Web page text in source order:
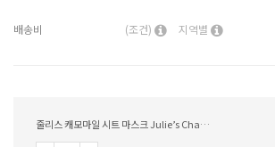
배송비 (조건) 지역별
줄리스 캐모마일 시트 마스크 Julie’s Chamomile Sheet Mask 10매